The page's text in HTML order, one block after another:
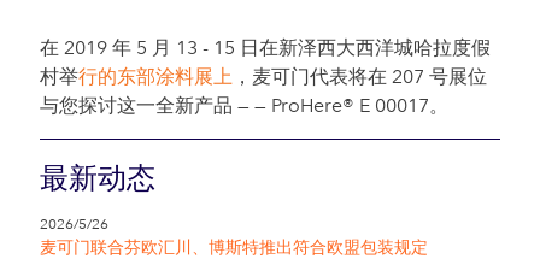
在 2019 年 5 月 13 - 15 日在新泽西大西洋城哈拉度假
村举行的东部涂料展上 ，麦可门代表将在 207 号展位
与您探讨这一全新产品 — — ProHere® E 00017。
最新动态
2026/5/26
麦可门联合芬欧汇川、博斯特推出符合欧盟包装规定